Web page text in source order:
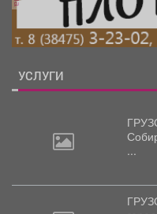
УСЛУГИ
...